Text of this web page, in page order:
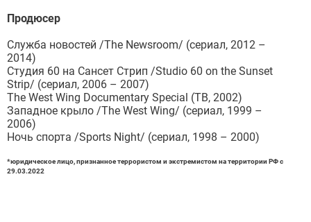
Продюсер
Служба новостей /The Newsroom/ (сериал, 2012 –
2014)
Студия 60 на Сансет Стрип /Studio 60 on the Sunset
Strip/ (сериал, 2006 – 2007)
The West Wing Documentary Special (ТВ, 2002)
Западное крыло /The West Wing/ (сериал, 1999 –
2006)
Ночь спорта /Sports Night/ (сериал, 1998 – 2000)
*юридическое лицо, признанное террористом и экстремистом на территории РФ с
29.03.2022